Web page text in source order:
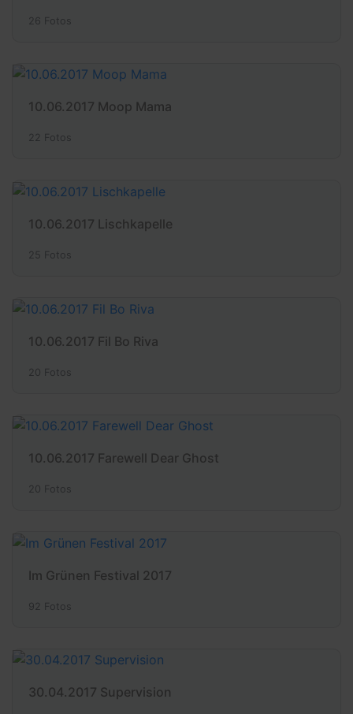
26 Fotos
10.06.2017 Moop Mama
22 Fotos
10.06.2017 Lischkapelle
25 Fotos
10.06.2017 Fil Bo Riva
20 Fotos
10.06.2017 Farewell Dear Ghost
20 Fotos
Im Grünen Festival 2017
92 Fotos
30.04.2017 Supervision